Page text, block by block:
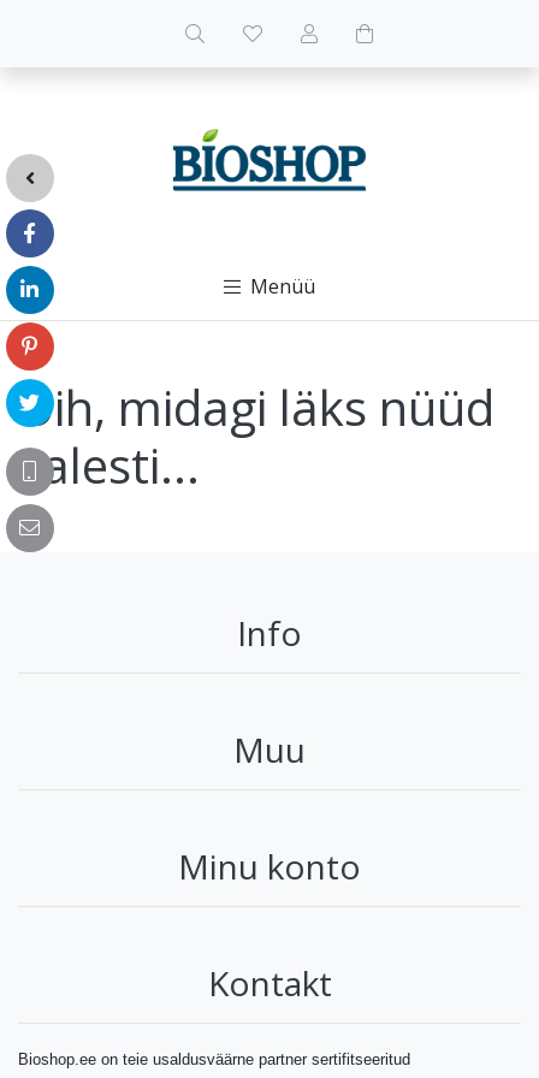
Menüü
Oih, midagi läks nüüd
valesti...
Info
Muu
Minu konto
Kontakt
Bioshop.ee on teie usaldusväärne partner sertifitseeritud